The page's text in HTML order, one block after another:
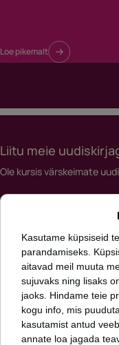
Loe pikemalt
Liitu meie
Ole kursis värskeimate
Päringut saates
Oleme talentide leidmise ja
Aitame kasvada sinul ja sinu
inimestel ja mis seisus on sinu
Kasutame küpsiseid
parandamiseks.
aitavad meil muuta
sujuvaks ning lisaks
jaoks. Hindame teie
kogu info, mis
kasutamist antud
annate loa jagada